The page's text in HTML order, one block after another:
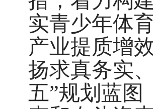
实青少年体
产业提质增
扬求真务实
五”规划蓝图